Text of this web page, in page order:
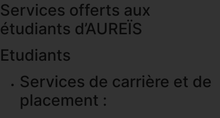
Services offerts aux
étudiants d’AUREÏS
Etudiants
Services de carrière et de
placement :